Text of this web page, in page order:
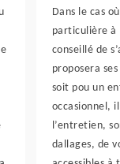
Dans le cas
particulière à
conseillé de
proposera
soit pou un
occasionnel,
l’entretien,
dallages, de